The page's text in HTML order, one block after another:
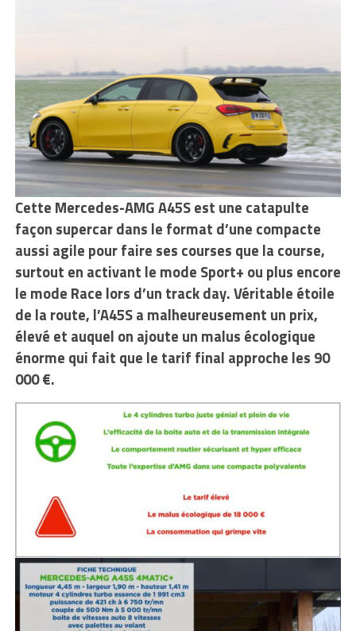
Cette Mercedes-AMG A45S est une catapulte
façon supercar dans le format d’une compacte
aussi agile pour faire ses courses que la course,
surtout en activant le mode Sport+ ou plus encore
le mode Race lors d’un track day. Véritable étoile
de la route, l’A45S a malheureusement un prix,
élevé et auquel on ajoute un malus écologique
énorme qui fait que le tarif final approche les 90
000 €.